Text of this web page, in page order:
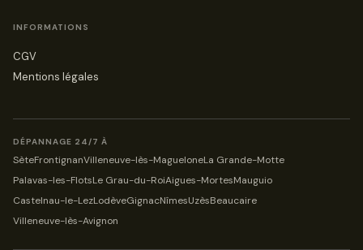
INFORMATIONS
CGV
Mentions légales
DÉPANNAGE 24/7 À
SèteFrontignanVilleneuve-lès-MagueloneLa Grande-Motte
Palavas-les-FlotsLe Grau-du-RoiAigues-MortesMauguio
Castelnau-le-LezLodèveGignacNîmesUzèsBeaucaire
Villeneuve-lès-Avignon